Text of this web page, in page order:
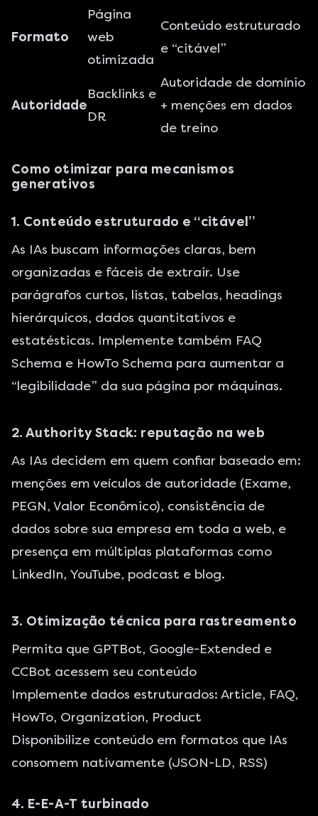
Formato
Página
web
otimizada
Conteúdo estruturado
e “citável”
Autoridade
Backlinks e
DR
Autoridade de domínio
+ menções em dados
de treino
Como otimizar para mecanismos
generativos
1. Conteúdo estruturado e “citável”
As IAs buscam informações claras, bem
organizadas e fáceis de extrair. Use
parágrafos curtos, listas, tabelas, headings
hierárquicos, dados quantitativos e
estatésticas. Implemente também FAQ
Schema e HowTo Schema para aumentar a
“legibilidade” da sua página por máquinas.
2. Authority Stack: reputação na web
As IAs decidem em quem confiar baseado em:
menções em veículos de autoridade (Exame,
PEGN, Valor Econômico), consistência de
dados sobre sua empresa em toda a web, e
presença em múltiplas plataformas como
LinkedIn, YouTube, podcast e blog.
3. Otimização técnica para rastreamento
Permita que GPTBot, Google-Extended e
CCBot acessem seu conteúdo
Implemente dados estruturados: Article, FAQ,
HowTo, Organization, Product
Disponibilize conteúdo em formatos que IAs
consomem nativamente (JSON-LD, RSS)
4. E-E-A-T turbinado